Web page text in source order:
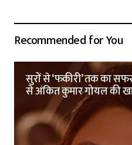
Recommended for You
सुरों से ‘फकीरी’ तक का
से अंकित कुमार गोयल की